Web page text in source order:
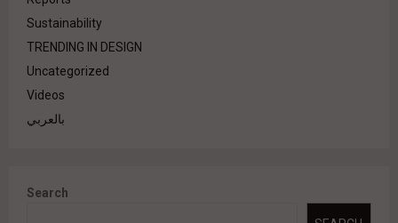
Sustainability
TRENDING IN DESIGN
Uncategorized
Videos
بالعربي
Search